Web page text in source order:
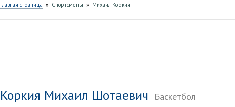
Главная страница » Спортсмены » Михаил Коркия
Коркия Михаил Шотаевич Баскетбол